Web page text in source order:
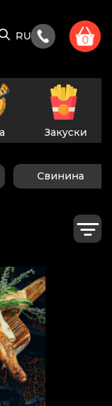
RU 0
Закуски
Свинина